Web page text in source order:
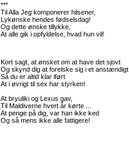
***
Til Alla Jeg komponerer hilsener,
Lykønske hendes fødselsdag!
Og dette ønske tillykke,
At alle gik i opfyldelse, hvad hun vil!
Kort sagt, at ønsket om at have det sjovt
Og skynd dig at forelske sig i et anstændigt,
Så du er altid klar iført
At i øvrigt til sex har styrken!
At bryuliki og Lexus gav,
Til Maldiverne hvert år kørte ...
At penge på dig, var han ikke ked
Og så mens ikke alle fattigere!